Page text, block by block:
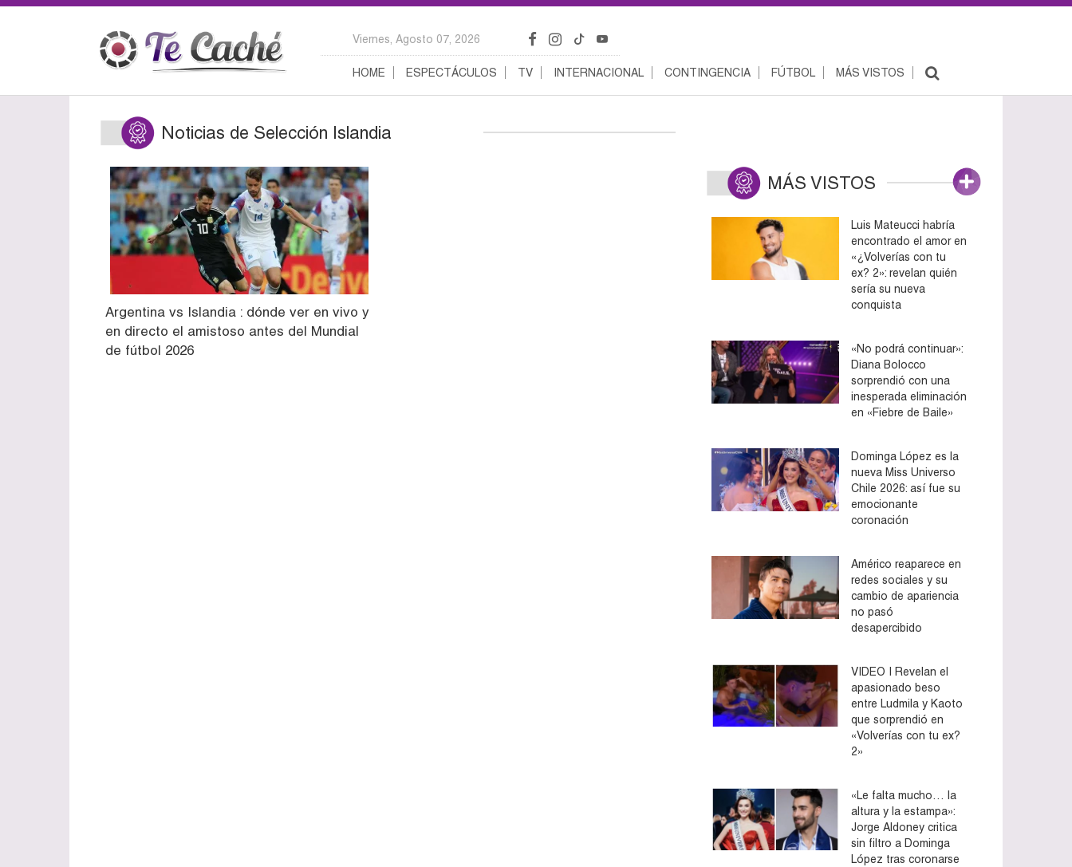
Viernes, Agosto 07, 2026
HOME ESPECTÁCULOS TV INTERNACIONAL CONTINGENCIA FÚTBOL MÁS VISTOS
Noticias de Selección Islandia
Argentina vs Islandia : dónde ver en vivo y
en directo el amistoso antes del Mundial
de fútbol 2026
MÁS VISTOS
Luis Mateucci habría
encontrado el amor en
«¿Volverías con tu
ex? 2»: revelan quién
sería su nueva
conquista
«No podrá continuar»:
Diana Bolocco
sorprendió con una
inesperada eliminación
en «Fiebre de Baile»
Dominga López es la
nueva Miss Universo
Chile 2026: así fue su
emocionante
coronación
Américo reaparece en
redes sociales y su
cambio de apariencia
no pasó
desapercibido
VIDEO | Revelan el
apasionado beso
entre Ludmila y Kaoto
que sorprendió en
«Volverías con tu ex?
2»
«Le falta mucho… la
altura y la estampa»:
Jorge Aldoney critica
sin filtro a Dominga
López tras coronarse